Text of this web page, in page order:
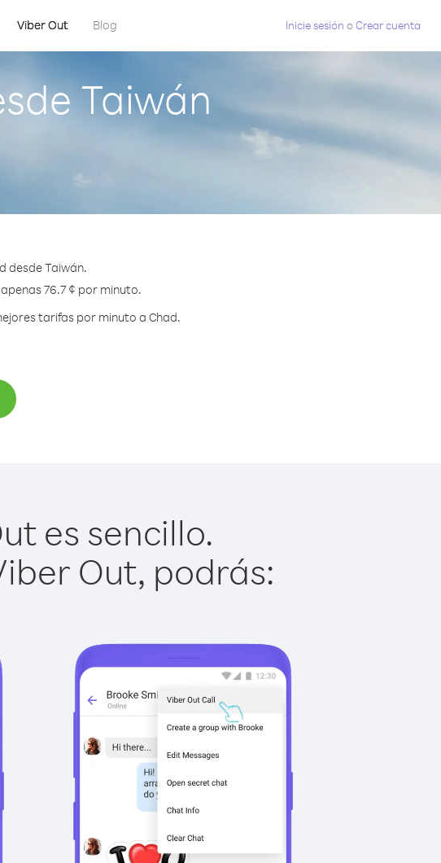
Viber Out Blog Inicie sesión oCrear cuenta
Taiwán
desde Taiwán.
76.7 ¢ por minuto.
tarifas por minuto a Chad.
es sencillo.
Out, podrás: